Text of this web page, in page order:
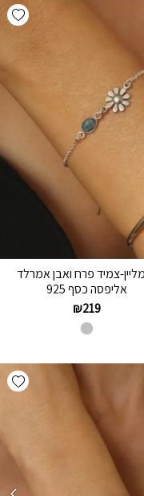
צמיד פרח ואבן אמרלד
אליפסה כסף 925
₪219